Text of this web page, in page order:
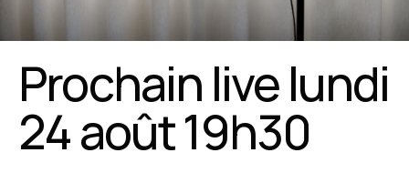
Prochain live lundi
24 août 19h30